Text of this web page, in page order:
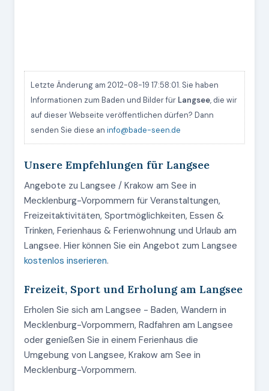
Letzte Änderung am 2012-08-19 17:58:01. Sie haben
Informationen zum Baden und Bilder für Langsee, die wir
auf dieser Webseite veröffentlichen dürfen? Dann
senden Sie diese an info@bade-seen.de
Unsere Empfehlungen für Langsee
Angebote zu Langsee / Krakow am See in
Mecklenburg-Vorpommern für Veranstaltungen,
Freizeitaktivitäten, Sportmöglichkeiten, Essen &
Trinken, Ferienhaus & Ferienwohnung und Urlaub am
Langsee. Hier können Sie ein Angebot zum Langsee
kostenlos inserieren.
Freizeit, Sport und Erholung am Langsee
Erholen Sie sich am Langsee - Baden, Wandern in
Mecklenburg-Vorpommern, Radfahren am Langsee
oder genießen Sie in einem Ferienhaus die
Umgebung von Langsee, Krakow am See in
Mecklenburg-Vorpommern.